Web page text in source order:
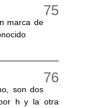
marca de
son dos
h y la otra